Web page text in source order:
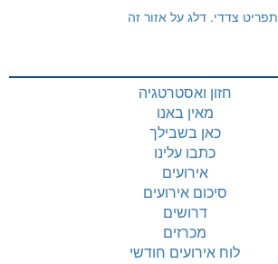
תפריט צדדי. דלג על אזור זה
חזון ואסטרטגיה
מאין באנו
כאן בשבילך
כתבו עלינו
אירועים
סיכום אירועים
דרושים
מכרזים
לוח אירועים חודשי